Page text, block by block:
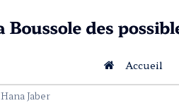
Accueil
Hana Jaber